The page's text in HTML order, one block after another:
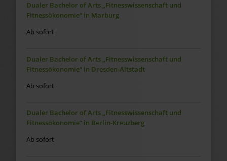
Dualer Bachelor of Arts „Fitnesswissenschaft und
Fitnessökonomie“ in Marburg
Ab sofort
Dualer Bachelor of Arts „Fitnesswissenschaft und
Fitnessökonomie“ in Dresden-Altstadt
Ab sofort
Dualer Bachelor of Arts „Fitnesswissenschaft und
Fitnessökonomie“ in Berlin-Kreuzberg
Ab sofort